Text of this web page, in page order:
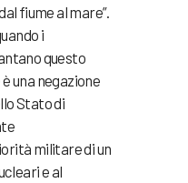
fiume al mare”.
i
questo
una negazione
Stato di
militare di un
e al